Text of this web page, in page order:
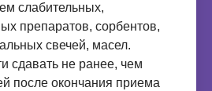
слабительных,
препаратов, сорбентов,
свечей, масел.
сдавать не ранее, чем
после окончания приема